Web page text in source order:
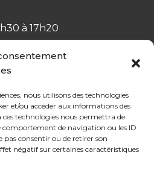
nous utilisons des technologies
et/ou accéder aux informations des
ces technologies nous permettra de
comportement de navigation ou les ID
pas consentir ou de retirer son
négatif sur certaines caractéristiques
à 17h20
à 16h
pour les particuliers